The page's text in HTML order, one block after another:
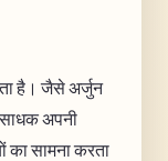
है। जैसे अर्जुन
साधक अपनी
का सामना करता